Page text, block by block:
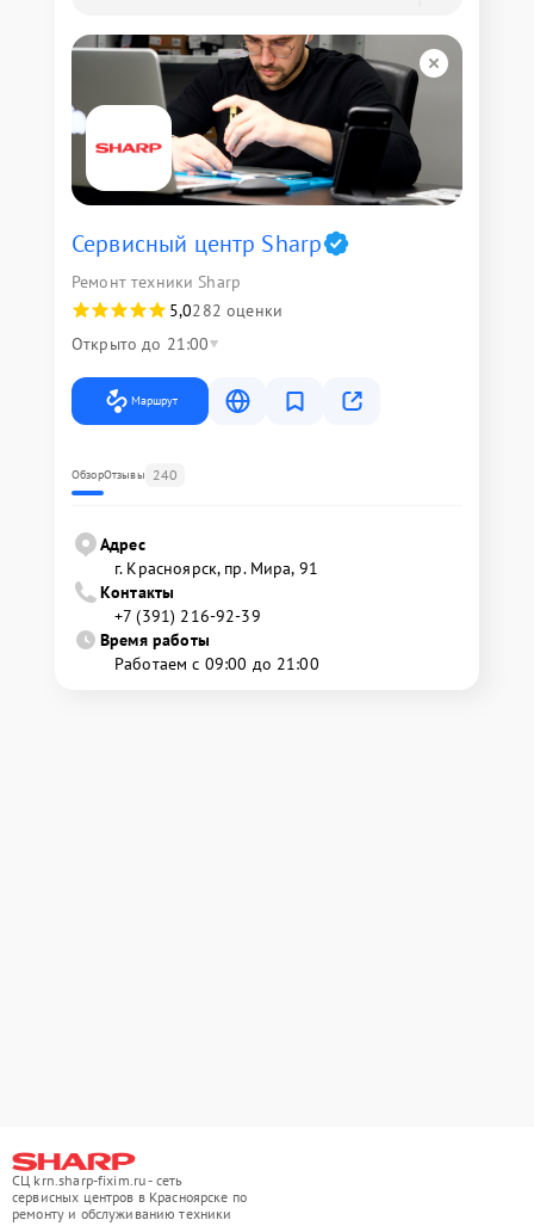
Сервисный центр Sharp
Ремонт техники Sharp
5,0282 оценки
Открыто до 21:00
Маршрут
ОбзорОтзывы 240
Адрес
г. Красноярск, ​пр. Мира, 91
Контакты
+7 (391) 216-92-39
Время работы
Работаем с 09:00 до 21:00
СЦ krn.sharp-fixim.ru - сеть
сервисных центров в Красноярске по
ремонту и обслуживанию техники